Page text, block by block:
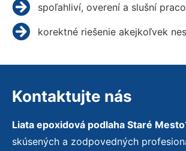
spoľahliví, overení a slušní
korektné riešenie akejkoľvek
Kontaktujte nás
Liata epoxidová podlaha Staré Mesto
skúsených a zodpovedných